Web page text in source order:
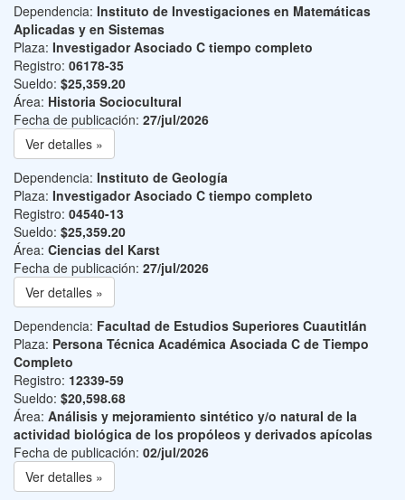
Dependencia: Instituto de Investigaciones en Matemáticas
Aplicadas y en Sistemas
Plaza: Investigador Asociado C tiempo completo
Registro: 06178-35
Sueldo: $25,359.20
Área: Historia Sociocultural
Fecha de publicación: 27/jul/2026
Ver detalles »
Dependencia: Instituto de Geología
Plaza: Investigador Asociado C tiempo completo
Registro: 04540-13
Sueldo: $25,359.20
Área: Ciencias del Karst
Fecha de publicación: 27/jul/2026
Ver detalles »
Dependencia: Facultad de Estudios Superiores Cuautitlán
Plaza: Persona Técnica Académica Asociada C de Tiempo
Completo
Registro: 12339-59
Sueldo: $20,598.68
Área: Análisis y mejoramiento sintético y/o natural de la
actividad biológica de los propóleos y derivados apícolas
Fecha de publicación: 02/jul/2026
Ver detalles »